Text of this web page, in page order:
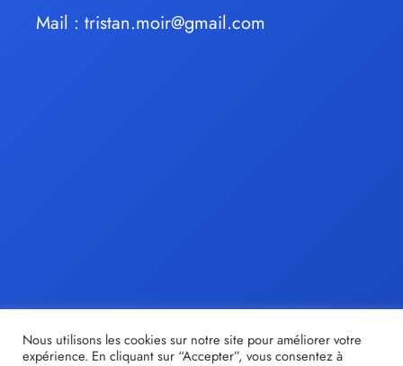
Mail : tristan.moir@gmail.com
Nous utilisons les cookies sur notre site pour améliorer votre
expérience. En cliquant sur “Accepter”, vous consentez à